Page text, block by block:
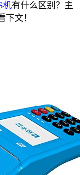
机有什么区别？主
文！